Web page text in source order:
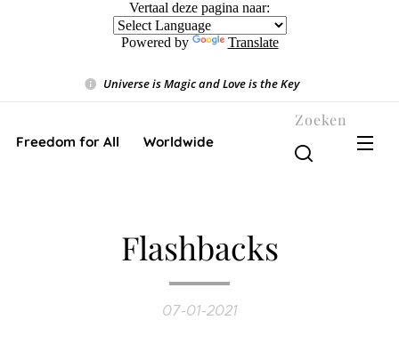
Vertaal deze pagina naar:
Powered by Translate
Universe is Magic and Love is the Key❤️
Freedom for All ❤️ Worldwide
Zoeken
Flashbacks
07-01-2021